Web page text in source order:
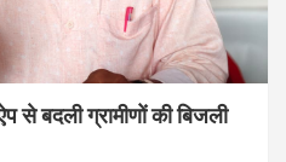
से बदली ग्रामीणों की बिजली